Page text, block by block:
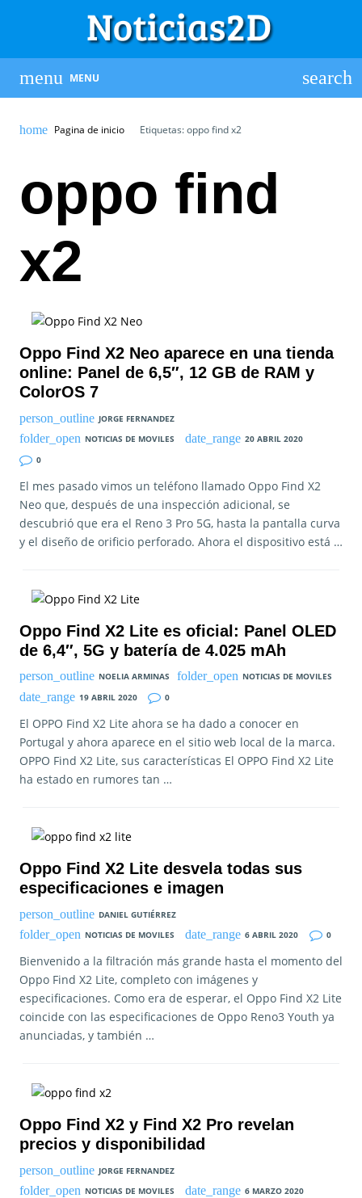
MENU
Pagina de inicio Etiquetas: oppo find x2
oppo find
x2
Oppo Find X2 Neo aparece en una tienda
online: Panel de 6,5″, 12 GB de RAM y
ColorOS 7
JORGE FERNANDEZ
NOTICIAS DE MOVILES
20 ABRIL 2020
0
El mes pasado vimos un teléfono llamado Oppo Find X2
Neo que, después de una inspección adicional, se
descubrió que era el Reno 3 Pro 5G, hasta la pantalla curva
y el diseño de orificio perforado. Ahora el dispositivo está …
Oppo Find X2 Lite es oficial: Panel OLED
de 6,4″, 5G y batería de 4.025 mAh
NOELIA ARMINAS
NOTICIAS DE MOVILES
19 ABRIL 2020
0
El OPPO Find X2 Lite ahora se ha dado a conocer en
Portugal y ahora aparece en el sitio web local de la marca.
OPPO Find X2 Lite, sus características El OPPO Find X2 Lite
ha estado en rumores tan …
Oppo Find X2 Lite desvela todas sus
especificaciones e imagen
DANIEL GUTIÉRREZ
NOTICIAS DE MOVILES
6 ABRIL 2020 0
Bienvenido a la filtración más grande hasta el momento del
Oppo Find X2 Lite, completo con imágenes y
especificaciones. Como era de esperar, el Oppo Find X2 Lite
coincide con las especificaciones de Oppo Reno3 Youth ya
anunciadas, y también …
Oppo Find X2 y Find X2 Pro revelan
precios y disponibilidad
JORGE FERNANDEZ
NOTICIAS DE MOVILES
6 MARZO 2020